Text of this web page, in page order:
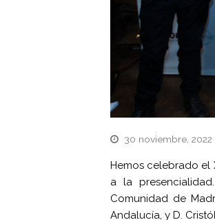
30 noviembre, 2022
Hemos celebrado el
a la
Comunidad de
Andalucía, y D.